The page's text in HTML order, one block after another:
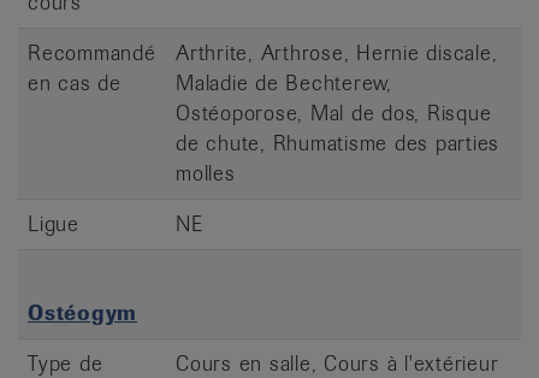
Recommandé
en cas de
Arthrite, Arthrose, Hernie discale,
Maladie de Bechterew,
Ostéoporose, Mal de dos, Risque
de chute, Rhumatisme des parties
molles
Ligue
NE
Ostéogym
Type de
Cours en salle, Cours à l'extérieur